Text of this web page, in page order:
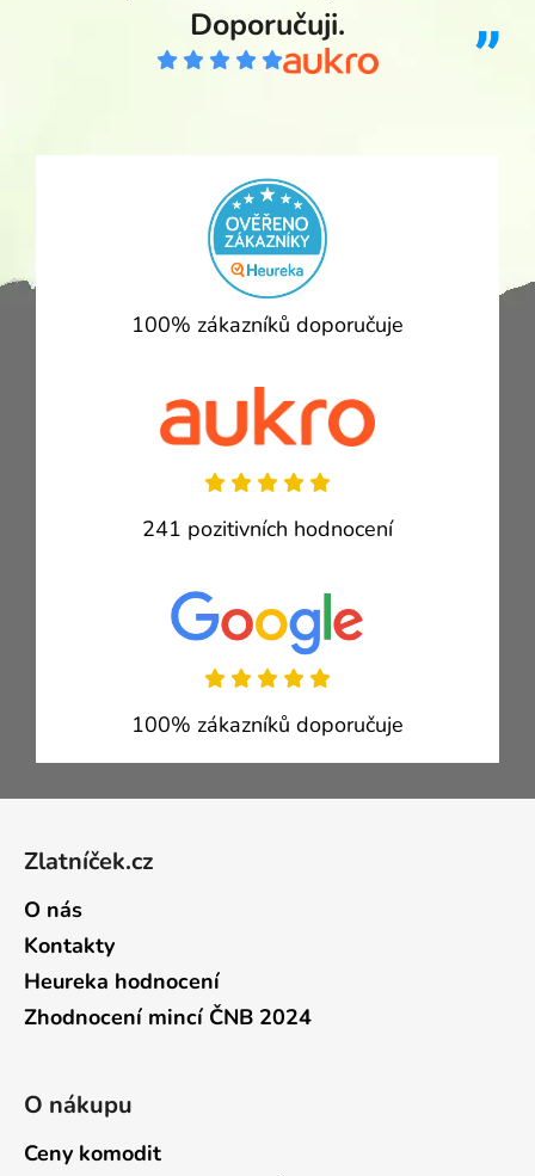
Doporučuji.
100% zákazníků doporučuje
241 pozitivních hodnocení
100% zákazníků doporučuje
Zlatníček.cz
O nás
Kontakty
Heureka hodnocení
Zhodnocení mincí ČNB 2024
O nákupu
Ceny komodit